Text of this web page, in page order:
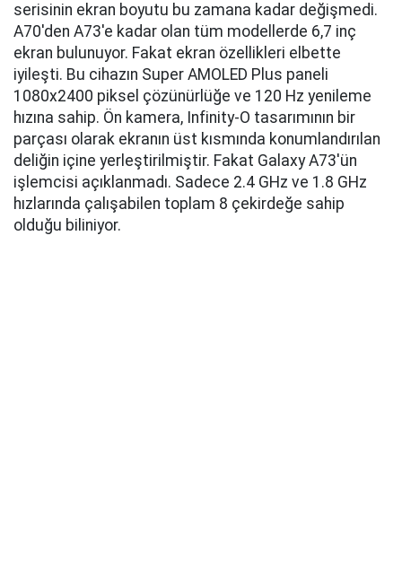
serisinin ekran boyutu bu zamana kadar değişmedi.
A70'den A73'e kadar olan tüm modellerde 6,7 inç
ekran bulunuyor. Fakat ekran özellikleri elbette
iyileşti. Bu cihazın Super AMOLED Plus paneli
1080x2400 piksel çözünürlüğe ve 120 Hz yenileme
hızına sahip. Ön kamera, Infinity-O tasarımının bir
parçası olarak ekranın üst kısmında konumlandırılan
deliğin içine yerleştirilmiştir. Fakat Galaxy A73'ün
işlemcisi açıklanmadı. Sadece 2.4 GHz ve 1.8 GHz
hızlarında çalışabilen toplam 8 çekirdeğe sahip
olduğu biliniyor.